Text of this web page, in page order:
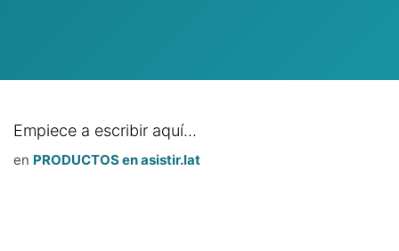
Empiece a escribir aquí...
en PRODUCTOS en asistir.lat